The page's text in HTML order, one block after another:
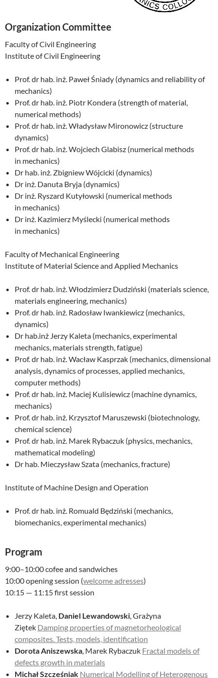
Organization Committee
Faculty of Civil Engineering
Institute of Civil Engineering
Prof. dr hab. inż. Paweł Śniady (dynamics and reliability of
mechanics)
Prof. dr hab. inż. Piotr Kondera (strength of material,
numerical methods)
Prof. dr hab. inż. Władysław Mironowicz (structure
dynamics)
Prof. dr hab. inż. Wojciech Glabisz (numerical methods
in mechanics)
Dr hab. inż. Zbigniew Wójcicki (dynamics)
Dr inż. Danuta Bryja (dynamics)
Dr inż. Ryszard Kutyłowski (numerical methods
in mechanics)
Dr inż. Kazimierz Myślecki (numerical methods
in mechanics)
Faculty of Mechanical Engineering
Institute of Material Science and Applied Mechanics
Prof. dr hab. inż. Włodzimierz Dudziński (materials science,
materials engineering, mechanics)
Prof. dr hab. inż. Radosław Iwankiewicz (mechanics,
dynamics)
Dr hab.inż Jerzy Kaleta (mechanics, experimental
mechanics, materials strength, fatigue)
Prof. dr hab. inż. Wacław Kasprzak (mechanics, dimensional
analysis, dynamics of processes, applied mechanics,
computer methods)
Prof. dr hab. inż. Maciej Kulisiewicz (machine dynamics,
mechanics)
Prof. dr hab. inż. Krzysztof Maruszewski (biotechnology,
chemical science)
Prof. dr hab. inż. Marek Rybaczuk (physics, mechanics,
mathematical modeling)
Dr hab. Mieczysław Szata (mechanics, fracture)
Institute of Machine Design and Operation
Prof. dr hab. inż. Romuald Będziński (mechanics,
biomechanics, experimental mechanics)
Program
9:00–10:00 cofee and sandwiches
10:00 opening session (welcome adresses)
10:15 — 11:15 first session
Jerzy Kaleta, Daniel Lewandowski, Grażyna
Ziętek Damping properties of magnetorheological
composites. Tests, models, identification
Dorota Aniszewska, Marek Rybaczuk Fractal models of
defects growth in materials
Michał Szcześniak Numerical Modelling of Heterogenous